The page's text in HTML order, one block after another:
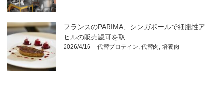
フランスのPARIMA、シンガポールで細胞性ア
ヒルの販売認可を取…
2026/4/16 代替プロテイン, 代替肉, 培養肉